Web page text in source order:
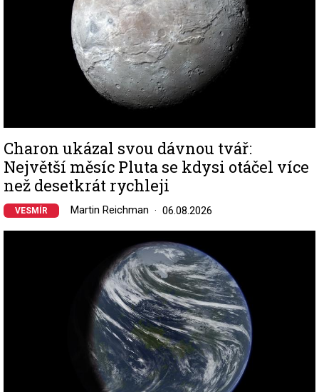
Charon ukázal svou dávnou tvář:
Největší měsíc Pluta se kdysi otáčel více
než desetkrát rychleji
VESMÍR Martin Reichman 06.08.2026